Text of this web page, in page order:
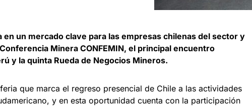
en un mercado clave para las empresas chilenas del sector y
Minera CONFEMIN, el principal encuentro
y la quinta Rueda de Negocios Mineros.
que marca el regreso presencial de Chile a las actividades
y en esta oportunidad cuenta con la participación